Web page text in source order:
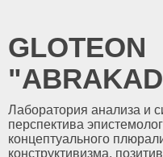
GLOTEON
Лаборатория анализа и
перспектива
концептуального
конструктивизма,